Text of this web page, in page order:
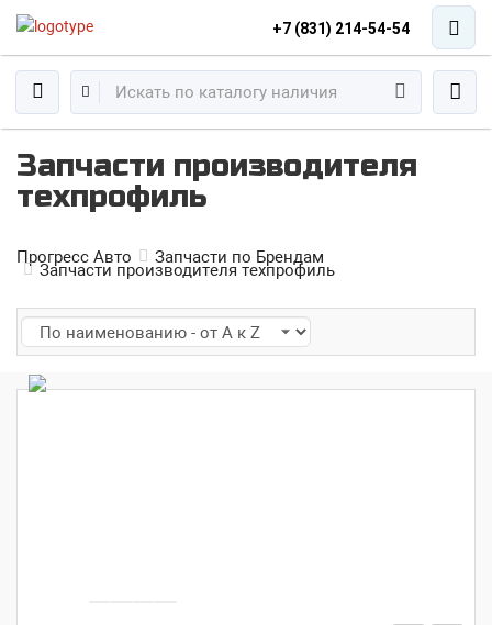
+7 (831) 214-54-54
Запчасти производителя
техпрофиль
Прогресс Авто Запчасти по Брендам
Запчасти производителя техпрофиль